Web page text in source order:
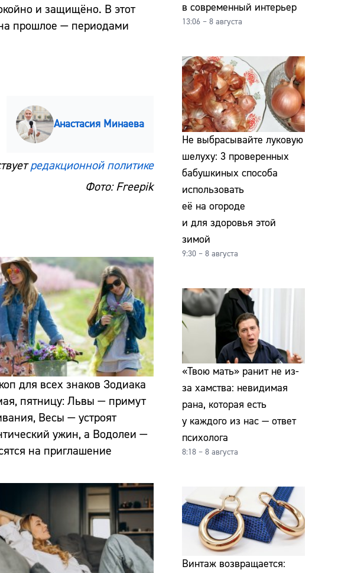
и защищёно. В этот
прошлое — периодами
Анастасия Минаева
редакционной политике
Фото: Freepik
для всех знаков Зодиака
пятницу: Львы — примут
Весы — устроят
ужин, а Водолеи —
на приглашение
в современный интерьер
13:06 – 8 августа
Не выбрасывайте луковую
шелуху: 3 проверенных
бабушкиных способа
использовать
её на огороде
и для здоровья этой
зимой
9:30 – 8 августа
«Твою мать» ранит не из-
за хамства: невидимая
рана, которая есть
у каждого из нас — ответ
психолога
8:18 – 8 августа
Винтаж возвращается: